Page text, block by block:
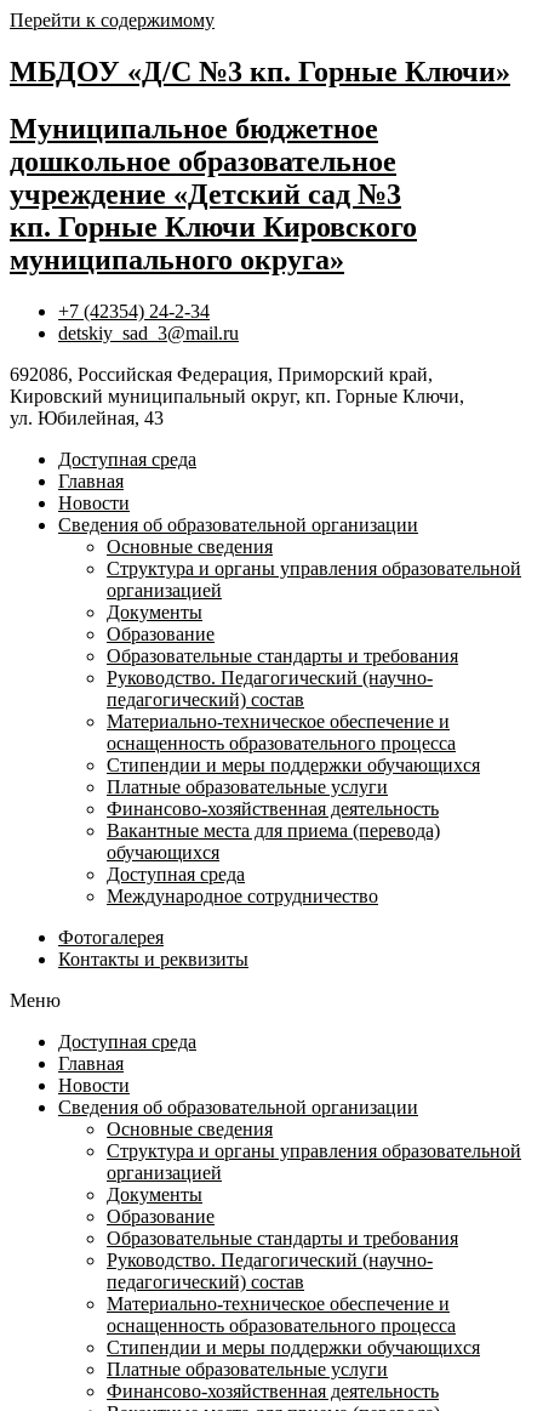
Перейти к содержимому
МБДОУ «Д/С №3 кп. Горные Ключи»
Муниципальное бюджетное
дошкольное образовательное
учреждение «Детский сад №3
кп. Горные Ключи Кировского
муниципального округа»
+7 (42354) 24-2-34
detskiy_sad_3@mail.ru
692086, Российская Федерация, Приморский край,
Кировский муниципальный округ, кп. Горные Ключи,
ул. Юбилейная, 43
Доступная среда
Главная
Новости
Сведения об образовательной организации
Основные сведения
Структура и органы управления образовательной
организацией
Документы
Образование
Образовательные стандарты и требования
Руководство. Педагогический (научно-
педагогический) состав
Материально-техническое обеспечение и
оснащенность образовательного процесса
Стипендии и меры поддержки обучающихся
Платные образовательные услуги
Финансово-хозяйственная деятельность
Вакантные места для приема (перевода)
обучающихся
Доступная среда
Международное сотрудничество
Фотогалерея
Контакты и реквизиты
Меню
Доступная среда
Главная
Новости
Сведения об образовательной организации
Основные сведения
Структура и органы управления образовательной
организацией
Документы
Образование
Образовательные стандарты и требования
Руководство. Педагогический (научно-
педагогический) состав
Материально-техническое обеспечение и
оснащенность образовательного процесса
Стипендии и меры поддержки обучающихся
Платные образовательные услуги
Финансово-хозяйственная деятельность